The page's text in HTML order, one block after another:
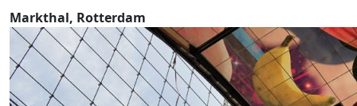
Markthal, Rotterdam